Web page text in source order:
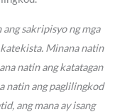
sakripisyo ng mga
Minana natin
natin ang katatagan
natin ang paglilingkod
ang mana ay isang